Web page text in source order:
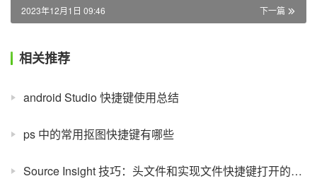
下一篇
2023年12月1日 09:46
相关推荐
android Studio 快捷键使用总结
ps 中的常用抠图快捷键有哪些
Source Insight 技巧：头文件和实现文件快捷键打开的方式